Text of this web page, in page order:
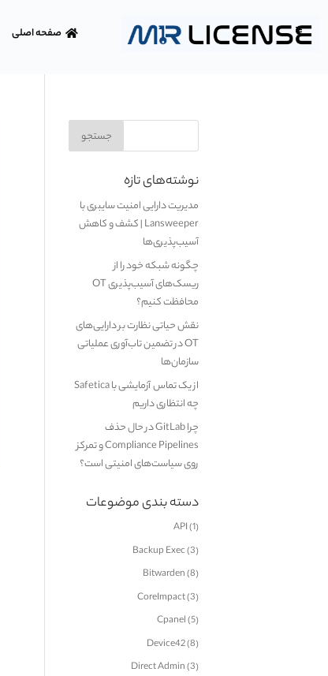
صفحه اصلی
نوشته‌های تازه
مدیریت دارایی امنیت سایبری با
Lansweeper | کشف و کاهش
آسیب‌پذیری‌ها
چگونه شبکه خود را از
ریسک‌های آسیب‌پذیری OT
محافظت کنیم؟
نقش حیاتی نظارت بر دارایی‌های
OT در تضمین تاب‌آوری عملیاتی
سازمان‌ها
از یک تماس آزمایشی با Safetica
چه انتظاری داریم
چرا GitLab در حال حذف
Compliance Pipelines و تمرکز
روی سیاست‌های امنیتی است؟
دسته بندی موضوعات
API(1)
Backup Exec(3)
Bitwarden(8)
CoreImpact(3)
Cpanel(5)
Device42(8)
Direct Admin(3)